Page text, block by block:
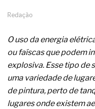
de giro
A sua
aos
Os serviços
com
Os
tentar criar
Redação
O uso da energia
ou faíscas que podem
explosiva. Esse tipo de
uma variedade de
de pintura, perto de
lugares onde existem